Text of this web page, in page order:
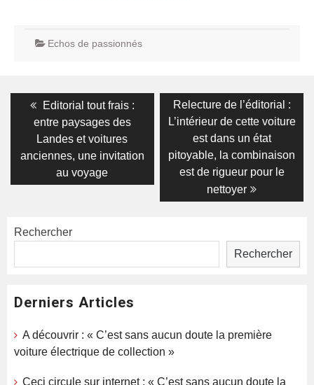
Echos de passionnés
Navigation
l’article
Previous
post:
Editorial tout frais :
entre paysages des
Landes et voitures
anciennes, une invitation
au voyage
Next
post:
Relecture de l’éditorial :
L’intérieur de cette voiture
est dans un état
pitoyable, la combinaison
est de rigueur pour le
nettoyer
Rechercher
Rechercher
Derniers Articles
A découvrir : « C’est sans aucun doute la première
voiture électrique de collection »
Ceci circule sur internet : « C’est sans aucun doute la